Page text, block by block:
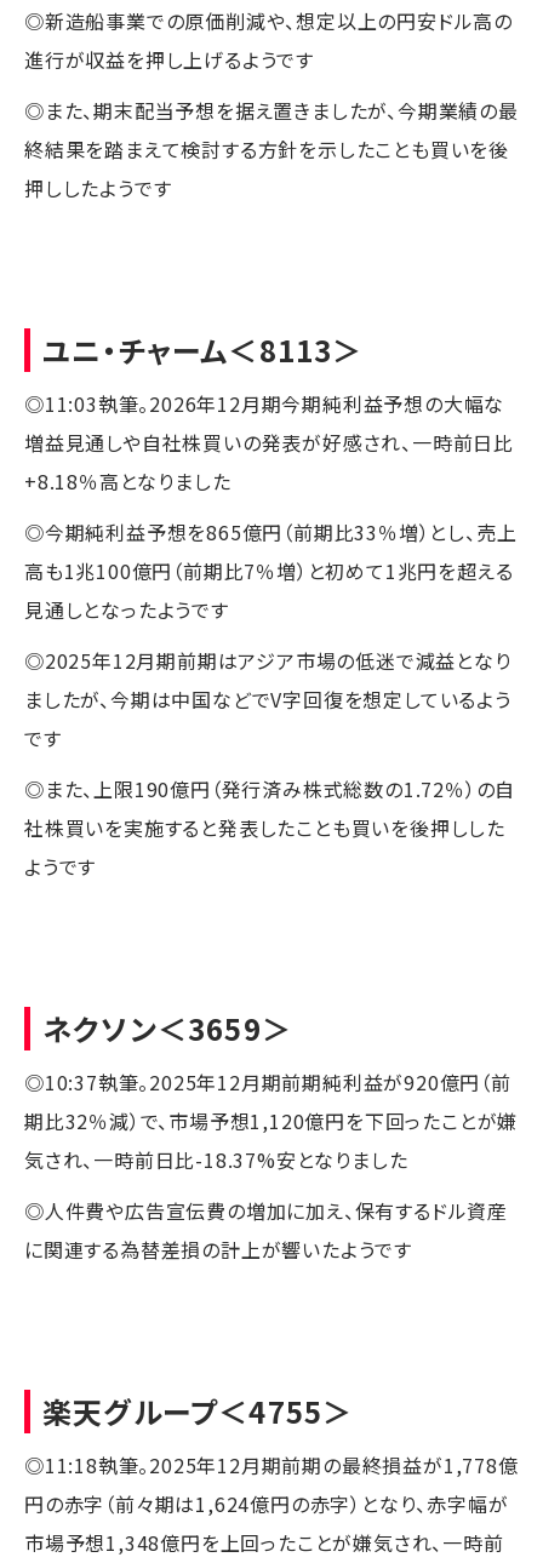
◎新造船事業での原価削減や、想定以上の円安ドル高の
進行が収益を押し上げるようです
◎また、期末配当予想を据え置きましたが、今期業績の最
終結果を踏まえて検討する方針を示したことも買いを後
押ししたようです
ユニ・チャーム＜8113＞
◎11:03執筆。2026年12月期今期純利益予想の大幅な
増益見通しや自社株買いの発表が好感され、一時前日比
+8.18％高となりました
◎今期純利益予想を865億円（前期比33％増）とし、売上
高も1兆100億円（前期比7％増）と初めて1兆円を超える
見通しとなったようです
◎2025年12月期前期はアジア市場の低迷で減益となり
ましたが、今期は中国などでV字回復を想定しているよう
です
◎また、上限190億円（発行済み株式総数の1.72％）の自
社株買いを実施すると発表したことも買いを後押しした
ようです
ネクソン＜3659＞
◎10:37執筆。2025年12月期前期純利益が920億円（前
期比32％減）で、市場予想1,120億円を下回ったことが嫌
気され、一時前日比-18.37%安となりました
◎人件費や広告宣伝費の増加に加え、保有するドル資産
に関連する為替差損の計上が響いたようです
楽天グループ＜4755＞
◎11:18執筆。2025年12月期前期の最終損益が1,778億
円の赤字（前々期は1,624億円の赤字）となり、赤字幅が
市場予想1,348億円を上回ったことが嫌気され、一時前